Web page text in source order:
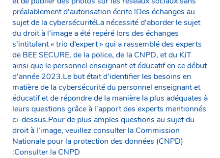
préalablement d’autorisation écrite !Des échanges au
sujet de la cybersécuritéLa nécessité d’aborder le sujet
du droit à l’image a été repéré lors des échanges
s’intitulant « trio d’expert » qui a rassemblé des experts
de BEE SECURE, de la police, de la CNPD, et du KJT
ainsi que le personnel enseignant et éducatif en ce début
d’année 2023.Le but était d’identifier les besoins en
matière de la cybersécurité du personnel enseignant et
éducatif et de répondre de la manière la plus adéquates à
leurs questions grâce à l’apport des experts mentionnés
ci-dessus.Pour de plus amples questions au sujet du
droit à l’image, veuillez consulter la Commission
Nationale pour la protection des données (CNPD)
:Consulter la CNPD